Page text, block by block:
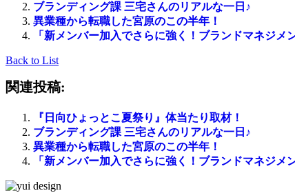
ブランディング課 三宅さんのリアルな一日♪
異業種から転職した宮原のこの半年！
「新メンバー加入でさらに強く！ブランドマネジメ
Back to List
関連投稿:
『日向ひょっとこ夏祭り』体当たり取材！
ブランディング課 三宅さんのリアルな一日♪
異業種から転職した宮原のこの半年！
「新メンバー加入でさらに強く！ブランドマネジメ